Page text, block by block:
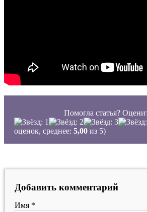
Помогла статья?
оценок, среднее: 5,00 из 5)
Добавить комментарий
Имя *